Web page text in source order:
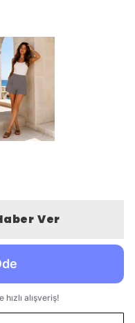
Ver